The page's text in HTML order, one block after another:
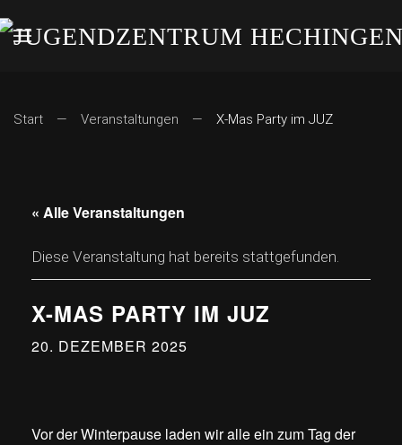
Start Veranstaltungen X-Mas Party im JUZ
« Alle Veranstaltungen
Diese Veranstaltung hat bereits stattgefunden.
X-MAS PARTY IM JUZ
20. DEZEMBER 2025
Vor der Winterpause laden wir alle ein zum Tag der